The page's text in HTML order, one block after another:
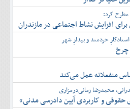
مطرح کرد:
برای افزایش نشاط اجتماعی در مازندران
خردمند و بیدارِ شهر
چرخ
منفعلانه عمل می‌کند
محمدرضا زمانی‌درمزاری
حقوقی و کاربردی آیین دادرسی مدنی»